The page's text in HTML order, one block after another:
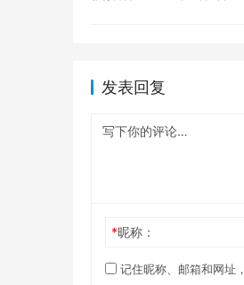
发表回复
*昵称：
记住昵称、邮箱和网址